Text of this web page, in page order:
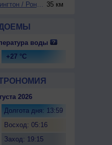
Вашингтон / Ронал... 35 км
воды
+27 °C
2026
Долгота дня: 13:59
Восход: 05:16
Заход: 19:15